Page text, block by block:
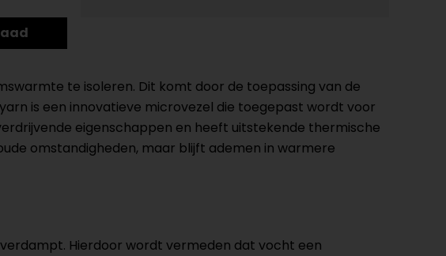
te isoleren. Dit komt door de toepassing van de
is een innovatieve microvezel die toegepast wordt voor
eigenschappen en heeft uitstekende thermische
omstandigheden, maar blijft ademen in warmere
Hierdoor wordt vermeden dat vocht een